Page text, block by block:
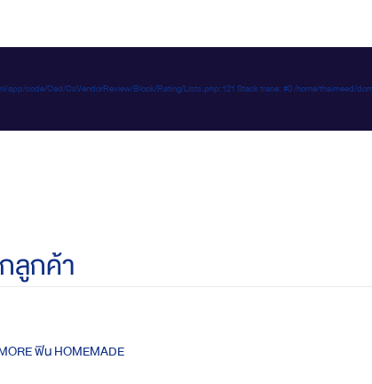
app/code/Ced/CsVendorReview/Block/Rating/Lists.php:121 Stack trace: #0 /home/
ลูกค้า
ฟิน HOMEMADE